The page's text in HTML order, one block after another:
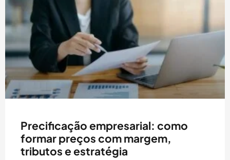
Precificação empresarial: como
formar preços com margem,
tributos e estratégia